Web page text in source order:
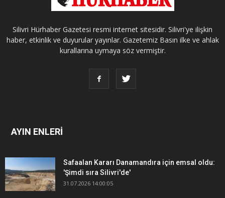
Silivri Hürhaber Gazetesi resmi internet sitesidir. Silivri'ye ilişkin
haber, etkinlik ve duyurular yayınlar. Gazetemiz Basın ilke ve ahlak
kurallarına uymaya söz vermiştir.
AYIN ENLERİ
Safaalan Kararı Danamandıra için emsal oldu:
'Şimdi sıra Silivri'de'
31.07.2026 14:00:05